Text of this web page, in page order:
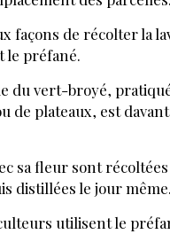
façons de récolter la
le préfané.
du vert-broyé,
de plateaux, est
sa fleur sont
distillées le jour même.
utilisent le